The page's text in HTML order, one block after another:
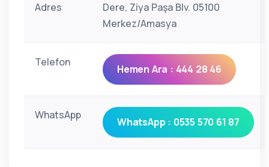
Adres
Dere, Ziya Paşa Blv. 05100
Merkez/Amasya
Telefon
Hemen Ara : 444 28 46
WhatsApp
WhatsApp : 0535 570 61 87